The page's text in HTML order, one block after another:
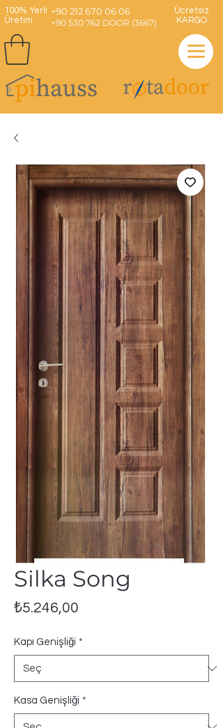
100% Yerli
Üretim
Ücretsiz
KARGO
+90 212 670 06 06
+90 530 762 DOOR (3667)
Silka Song
₺5.246,00
Kapı Genişliği *
Kasa Genişliği *